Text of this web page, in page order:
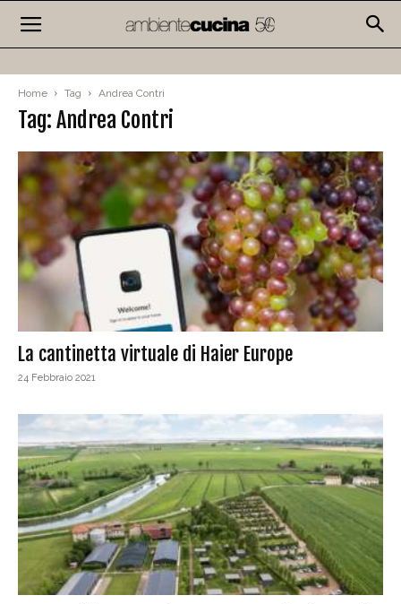
Home Tag Andrea Contri
Tag: Andrea Contri
La cantinetta virtuale di Haier Europe
24 Febbraio 2021